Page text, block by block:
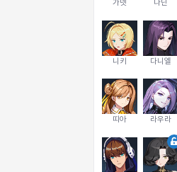
가넷 나딘
니키 다니엘
띠아 라우라